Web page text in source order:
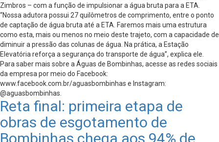
Zimbros – com a função de impulsionar a água bruta para a ETA.
“Nossa adutora possui 27 quilômetros de comprimento, entre o ponto
de captação de água bruta até a ETA. Faremos mais uma estrutura
como esta, mais ou menos no meio deste trajeto, com a capacidade de
diminuir a pressão das colunas de água. Na prática, a Estação
Elevatória reforça a segurança do transporte de água”, explica ele.
Para saber mais sobre a Águas de Bombinhas, acesse as redes sociais
da empresa por meio do Facebook:
www.facebook.com.br/aguasbombinhas e Instagram:
@aguasbombinhas.
Reta final: primeira etapa de
obras de esgotamento de
Bombinhas chega aos 94% de